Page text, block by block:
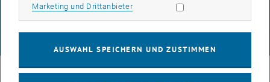
COOKIEEINSTELLUNGEN
Marketing und DrittanbieterMarketing Cookies zulassen
AUSWAHL SPEICHERN UND ZUSTIMMEN